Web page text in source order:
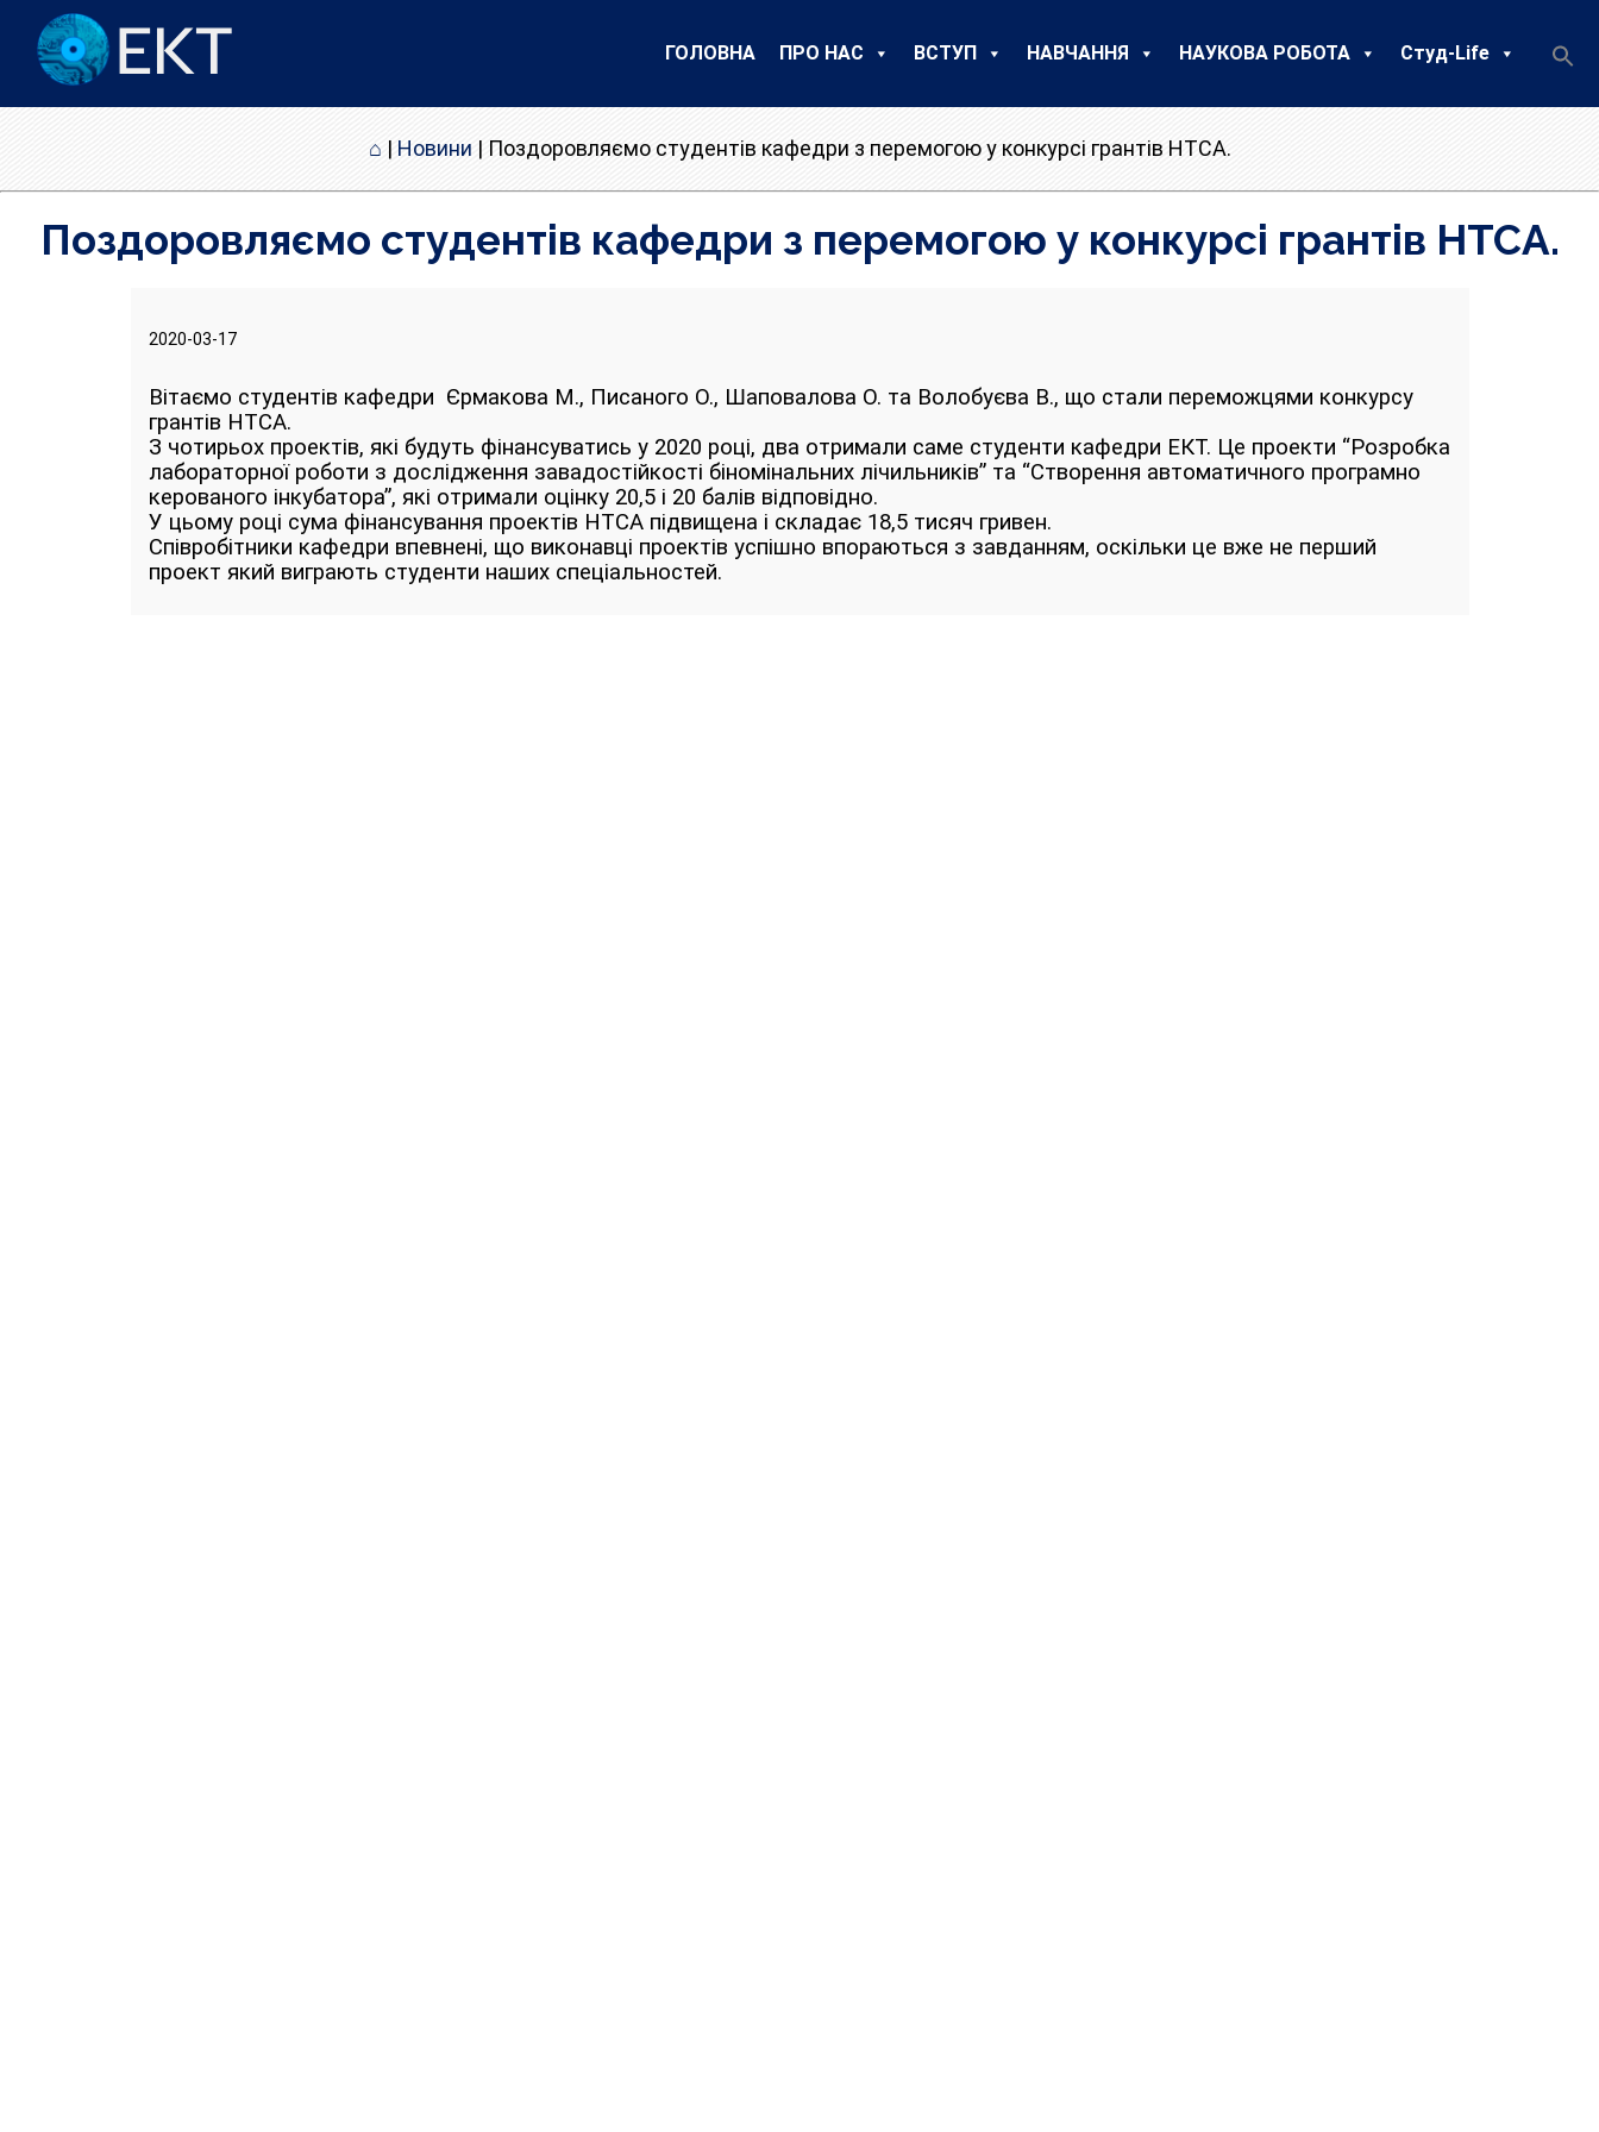
ГОЛОВНА ПРО НАС ВСТУП НАВЧАННЯ НАУКОВА РОБОТА Студ-Life
⌂ | Новини | Поздоровляємо студентів кафедри з перемогою у конкурсі грантів НТСА.
Поздоровляємо студентів кафедри з перемогою у конкурсі грантів НТСА.
2020-03-17
Вітаємо студентів кафедри Єрмакова М., Писаного О., Шаповалова О. та Волобуєва В., що стали переможцями конкурсу
грантів НТСА.
З чотирьох проектів, які будуть фінансуватись у 2020 році, два отримали саме студенти кафедри ЕКТ. Це проекти “Розробка
лабораторної роботи з дослідження завадостійкості біномінальних лічильників” та “Створення автоматичного програмно
керованого інкубатора”, які отримали оцінку 20,5 і 20 балів відповідно.
У цьому році сума фінансування проектів НТСА підвищена і складає 18,5 тисяч гривен.
Співробітники кафедри впевнені, що виконавці проектів успішно впораються з завданням, оскільки це вже не перший
проект який виграють студенти наших спеціальностей.